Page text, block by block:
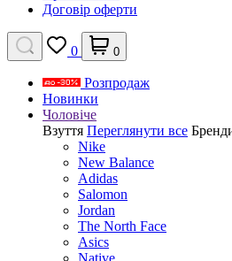
Договір оферти
0 0
Розпродаж
Новинки
Чоловіче
Взуття Переглянути все
Nike
New Balance
Adidas
Salomon
Jordan
The North Face
Asics
Native